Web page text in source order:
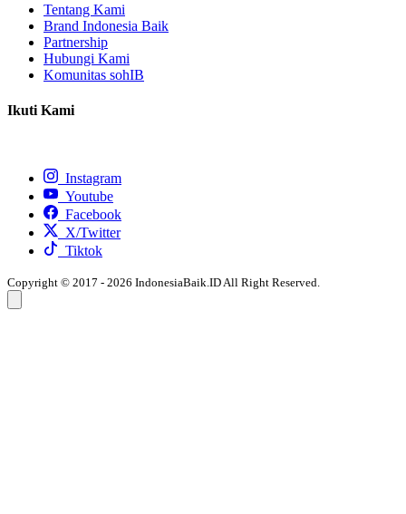
Tentang Kami
Brand Indonesia Baik
Partnership
Hubungi Kami
Komunitas sohIB
Ikuti Kami
Instagram
Youtube
Facebook
X/Twitter
Tiktok
Copyright © 2017 - 2026 IndonesiaBaik.ID All Right Reserved.